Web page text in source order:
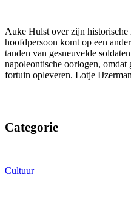
Auke Hulst over zijn historische
hoofdpersoon komt op een
tanden van gesneuvelde
napoleontische oorlogen, omdat
fortuin opleveren. Lotje
Categorie
Cultuur